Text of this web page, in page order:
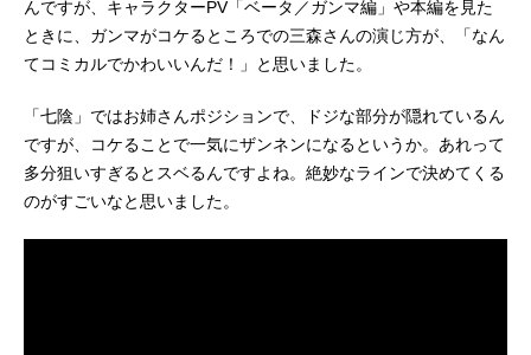
んですが、キャラクターPV「ベータ／ガンマ編」や本編を見た
ときに、ガンマがコケるところでの三森さんの演じ方が、「なん
てコミカルでかわいいんだ！」と思いました。
「七陰」ではお姉さんポジションで、ドジな部分が隠れているん
ですが、コケることで一気にザンネンになるというか。あれって
多分狙いすぎるとスベるんですよね。絶妙なラインで決めてくる
のがすごいなと思いました。